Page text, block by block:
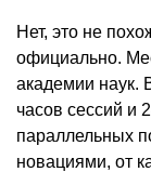
Нет, это не
официально.
академии наук.
часов сессий и
параллельных
новациями, от